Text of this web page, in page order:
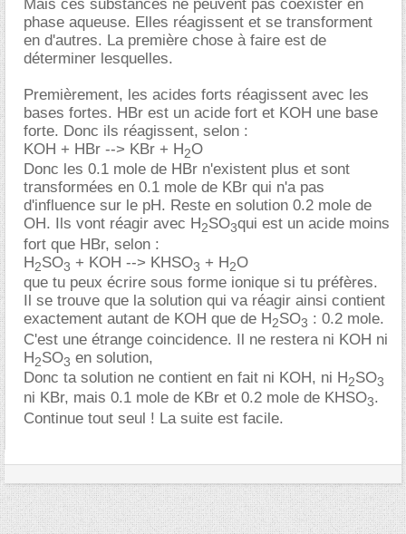
Mais ces substances ne peuvent pas coexister en
phase aqueuse. Elles réagissent et se transforment
en d'autres. La première chose à faire est de
déterminer lesquelles.
Premièrement, les acides forts réagissent avec les
bases fortes. HBr est un acide fort et KOH une base
forte. Donc ils réagissent, selon :
KOH + HBr --> KBr + H2O
Donc les 0.1 mole de HBr n'existent plus et sont
transformées en 0.1 mole de KBr qui n'a pas
d'influence sur le pH. Reste en solution 0.2 mole de
OH. Ils vont réagir avec H2SO3qui est un acide moins
fort que HBr, selon :
H2SO3 + KOH --> KHSO3 + H2O
que tu peux écrire sous forme ionique si tu préfères.
Il se trouve que la solution qui va réagir ainsi contient
exactement autant de KOH que de H2SO3 : 0.2 mole.
C'est une étrange coincidence. Il ne restera ni KOH ni
H2SO3 en solution,
Donc ta solution ne contient en fait ni KOH, ni H2SO3
ni KBr, mais 0.1 mole de KBr et 0.2 mole de KHSO3.
Continue tout seul ! La suite est facile.